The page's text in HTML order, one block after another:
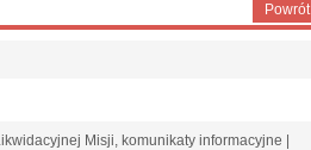
Powrót
Misji, komunikaty informacyjne |